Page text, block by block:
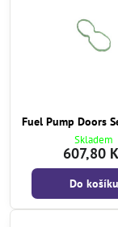
Fuel Pump Doors
Skladem
607,80
Do košíku